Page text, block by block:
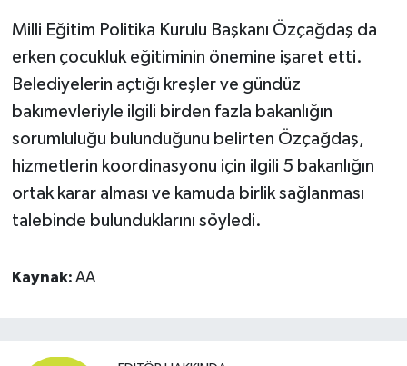
Milli Eğitim Politika Kurulu Başkanı Özçağdaş da
erken çocukluk eğitiminin önemine işaret etti.
Belediyelerin açtığı kreşler ve gündüz
bakımevleriyle ilgili birden fazla bakanlığın
sorumluluğu bulunduğunu belirten Özçağdaş,
hizmetlerin koordinasyonu için ilgili 5 bakanlığın
ortak karar alması ve kamuda birlik sağlanması
talebinde bulunduklarını söyledi.
Kaynak: AA